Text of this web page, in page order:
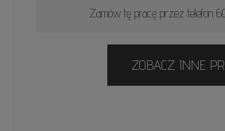
Zamów tę pracę przez telefon
ZOBACZ INNE